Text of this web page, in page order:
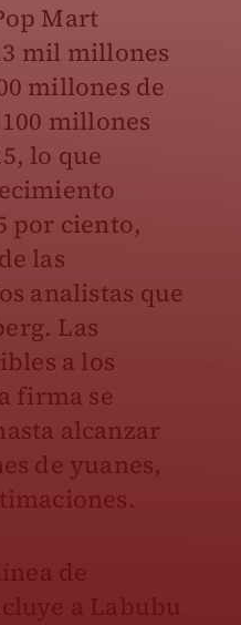
Mart
mil millones
millones de
millones
lo que
por ciento,
las
analistas que
Las
a los
firma se
alcanzar
de yuanes,
de
a Labubu